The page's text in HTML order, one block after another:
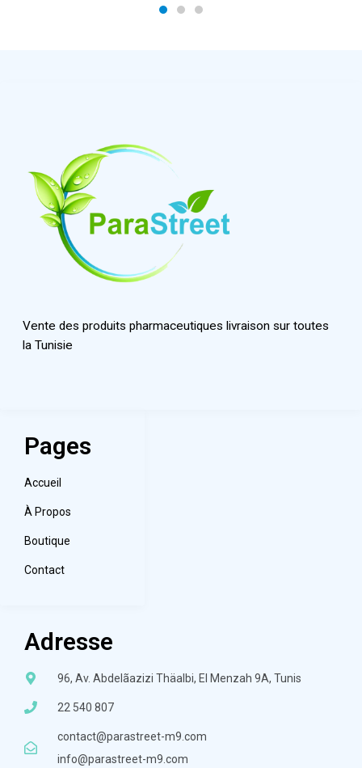
Vente des produits pharmaceutiques livraison sur toutes
la Tunisie
Pages
Accueil
À Propos
Boutique
Contact
Adresse
96, Av. Abdelãazizi Thäalbi, El Menzah 9A, Tunis
22 540 807
contact@parastreet-m9.com
info@parastreet-m9.com